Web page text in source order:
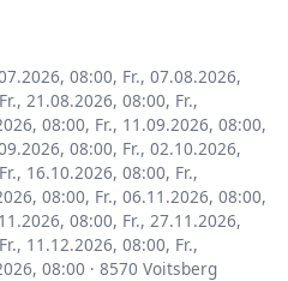
08:00, Fr., 07.08.2026,
Fr., 21.08.2026, 08:00, Fr.,
08:00, Fr., 11.09.2026, 08:00,
08:00, Fr., 02.10.2026,
Fr., 16.10.2026, 08:00, Fr.,
08:00, Fr., 06.11.2026, 08:00,
08:00, Fr., 27.11.2026,
Fr., 11.12.2026, 08:00, Fr.,
08:00 · 8570 Voitsberg